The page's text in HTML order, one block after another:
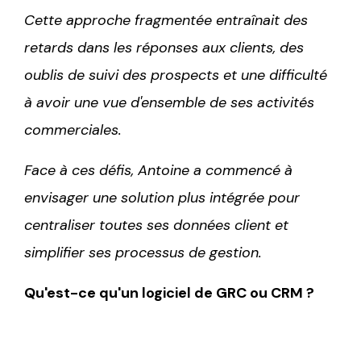
Cette approche fragmentée entraînait des
retards dans les réponses aux clients, des
oublis de suivi des prospects et une difficulté
à avoir une vue d'ensemble de ses activités
commerciales.
Face à ces défis, Antoine a commencé à
envisager une solution plus intégrée pour
centraliser toutes ses données client et
simplifier ses processus de gestion.
Qu'est-ce qu'un logiciel de GRC ou CRM ?